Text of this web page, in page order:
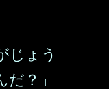
じょう
？」